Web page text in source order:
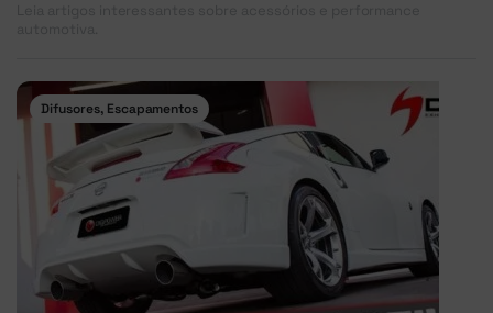
Difusores, Escapamentos